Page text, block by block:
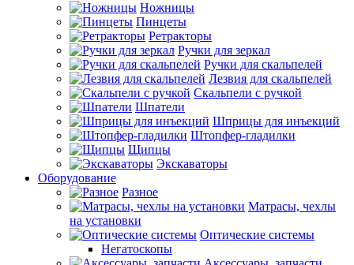
Ножницы
Пинцеты
Ретракторы
Ручки для зеркал
Ручки для скальпелей
Лезвия для скальпелей
Скальпели с ручкой
Шпатели
Шприцы для инъекций
Штопфер-гладилки
Щипцы
Экскаваторы
Оборудование
Разное
Матрасы, чехлы
на установки
Оптические системы
Негатоскопы